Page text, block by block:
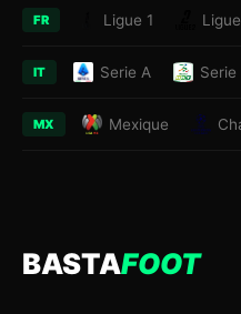
FR Ligue 1
IT Serie A Serie
MX Mexique
BASTAFOOT